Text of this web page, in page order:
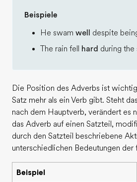
Beispiele
He swam well
despite
The rain fell
hard during the
Die Position des Adverbs ist
Satz mehr als ein Verb gibt. Steht
nach dem Hauptverb, verändert es
das Adverb auf einen Satzteil,
durch den Satzteil beschriebene
unterschiedlichen Bedeutungen der
Beispiel